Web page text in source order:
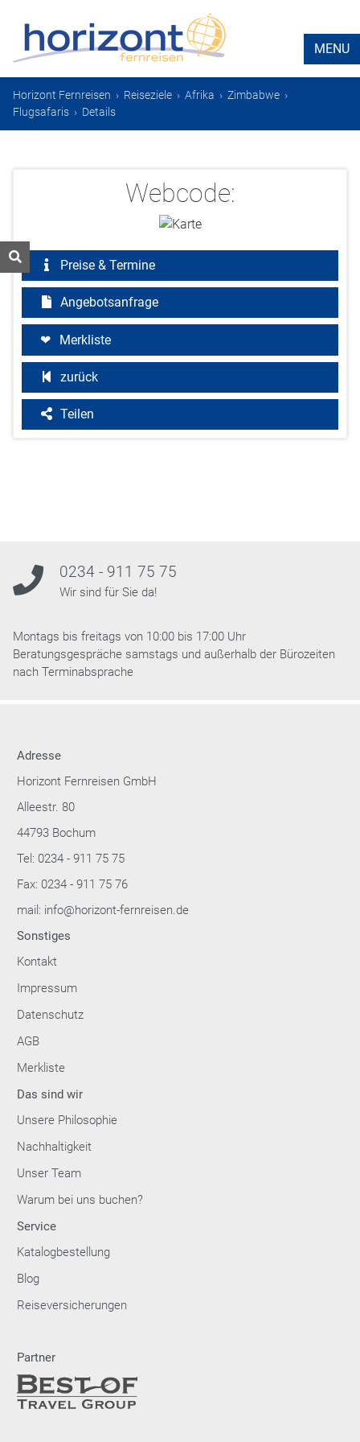
MENU
Horizont Fernreisen › Reiseziele › Afrika › Zimbabwe ›
Flugsafaris › Details
Webcode:
Preise & Termine
Angebotsanfrage
Merkliste
zurück
Teilen
0234 - 911 75 75
Wir sind für Sie da!
Montags bis freitags von 10:00 bis 17:00 Uhr
Beratungsgespräche samstags und außerhalb der Bürozeiten
nach Terminabsprache
Adresse
Horizont Fernreisen GmbH
Alleestr. 80
44793 Bochum
Tel: 0234 - 911 75 75
Fax: 0234 - 911 75 76
mail: info@horizont-fernreisen.de
Sonstiges
Kontakt
Impressum
Datenschutz
AGB
Merkliste
Das sind wir
Unsere Philosophie
Nachhaltigkeit
Unser Team
Warum bei uns buchen?
Service
Katalogbestellung
Blog
Reiseversicherungen
Partner